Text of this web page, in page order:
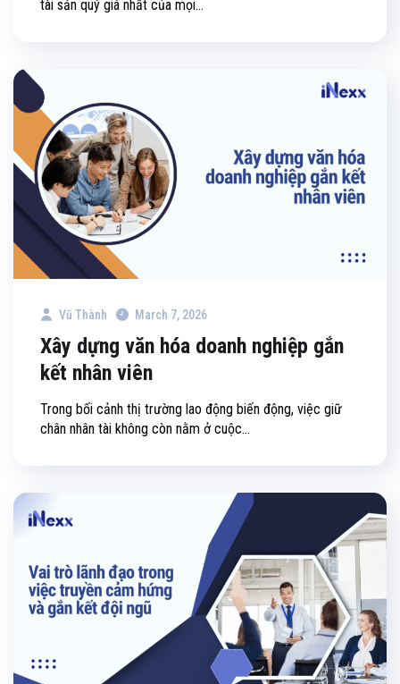
tài sản quý giá nhất của mọi...
Vũ Thành March 7, 2026
Xây dựng văn hóa doanh nghiệp gắn
kết nhân viên
Trong bối cảnh thị trường lao động biến động, việc giữ
chân nhân tài không còn nằm ở cuộc...